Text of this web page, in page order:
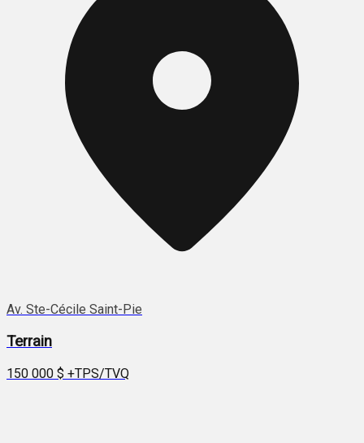
Av. Ste-Cécile Saint-Pie
Terrain
150 000 $ +TPS/TVQ